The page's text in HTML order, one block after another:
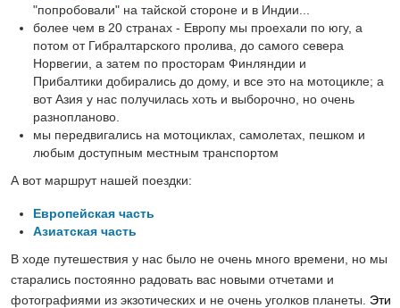
"попробовали" на тайской стороне и в Индии...
более чем в 20 странах - Европу мы проехали по югу, а
потом от Гибралтарского пролива, до самого севера
Норвегии, а затем по просторам Финляндии и
Прибалтики добирались до дому, и все это на мотоцикле; а
вот Азия у нас получилась хоть и выборочно, но очень
разнопланово.
мы передвигались на мотоциклах, самолетах, пешком и
любым доступным местным транспортом
А вот маршрут нашей поездки:
Европейская часть
Азиатская часть
В ходе путешествия у нас было не очень много времени, но мы
старались постоянно радовать вас новыми отчетами и
фотографиями из экзотических и не очень уголков планеты. Эти